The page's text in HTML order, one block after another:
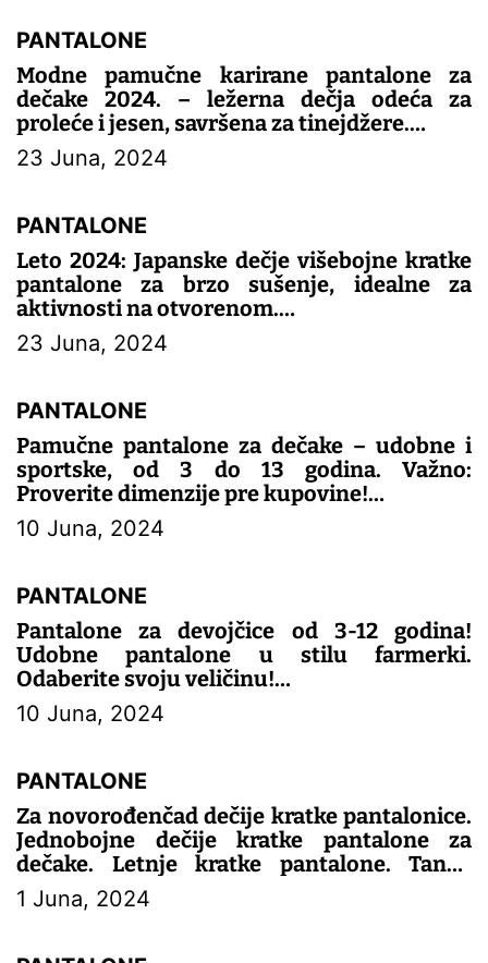
PANTALONE
Modne pamučne karirane pantalone za
dečake 2024. – ležerna dečja odeća za
proleće i jesen, savršena za tinejdžere.
– DEČIJE PANTALONE
23 Juna, 2024
PANTALONE
Leto 2024: Japanske dečje višebojne kratke
pantalone za brzo sušenje, idealne za
aktivnosti na otvorenom.
– DEČIJE PANTALONE
23 Juna, 2024
PANTALONE
Pamučne pantalone za dečake – udobne i
sportske, od 3 do 13 godina. Važno:
Proverite dimenzije pre kupovine!
– DEČIJE PANTALONE
10 Juna, 2024
PANTALONE
Pantalone za devojčice od 3-12 godina!
Udobne pantalone u stilu farmerki.
Odaberite svoju veličinu!
– DEČIJE PANTALONE
10 Juna, 2024
PANTALONE
Za novorođenčad dečije kratke pantalonice.
Jednobojne dečije kratke pantalone za
dečake. Letnje kratke pantalone. Tanka
odeća za dečake.
1 Juna, 2024